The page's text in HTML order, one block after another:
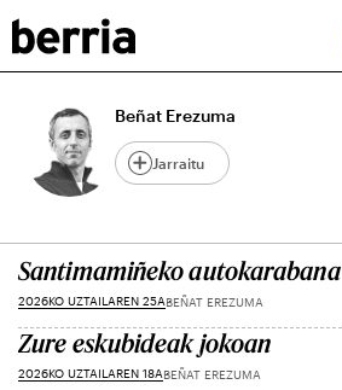
Beñat Erezuma
Jarraitu
Santimamiñeko autokarabana
2026KO UZTAILAREN 25ABEÑAT EREZUMA
Zure eskubideak jokoan
2026KO UZTAILAREN 18ABEÑAT EREZUMA